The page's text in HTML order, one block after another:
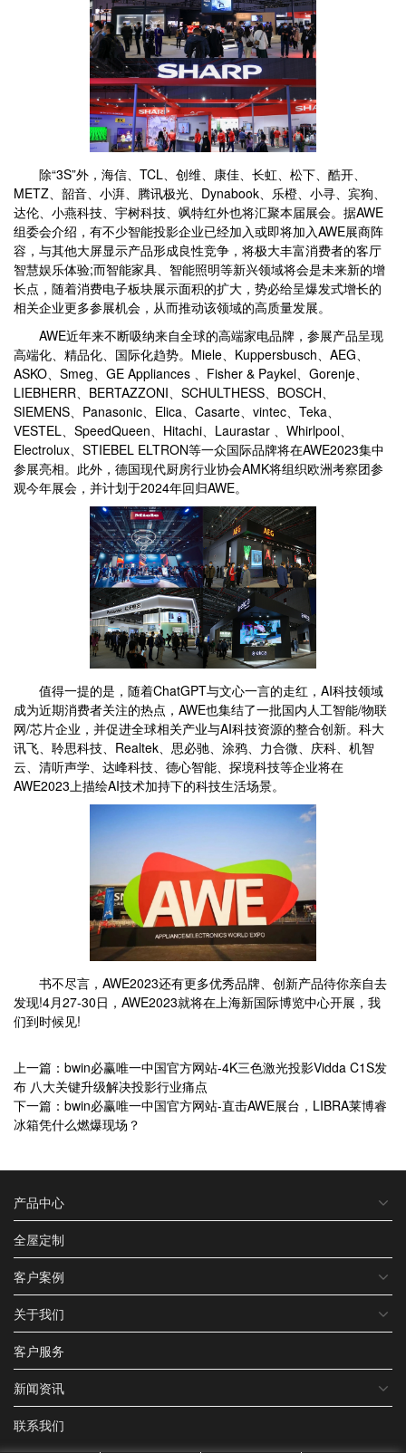
除“3S”外，海信、TCL、创维、康佳、长虹、松下、酷开、
METZ、韶音、小湃、腾讯极光、Dynabook、乐橙、小寻、宾狗、
达伦、小燕科技、宇树科技、飒特红外也将汇聚本届展会。据AWE
组委会介绍，有不少智能投影企业已经加入或即将加入AWE展商阵
容，与其他大屏显示产品形成良性竞争，将极大丰富消费者的客厅
智慧娱乐体验;而智能家具、智能照明等新兴领域将会是未来新的增
长点，随着消费电子板块展示面积的扩大，势必给呈爆发式增长的
相关企业更多参展机会，从而推动该领域的高质量发展。
AWE近年来不断吸纳来自全球的高端家电品牌，参展产品呈现
高端化、精品化、国际化趋势。Miele、Kuppersbusch、AEG、
ASKO、Smeg、GE Appliances 、Fisher & Paykel、Gorenje、
LIEBHERR、BERTAZZONI、SCHULTHESS、BOSCH、
SIEMENS、Panasonic、Elica、Casarte、vintec、Teka、
VESTEL、SpeedQueen、Hitachi、Laurastar 、Whirlpool、
Electrolux、STIEBEL ELTRON等一众国际品牌将在AWE2023集中
参展亮相。此外，德国现代厨房行业协会AMK将组织欧洲考察团参
观今年展会，并计划于2024年回归AWE。
值得一提的是，随着ChatGPT与文心一言的走红，AI科技领域
成为近期消费者关注的热点，AWE也集结了一批国内人工智能/物联
网/芯片企业，并促进全球相关产业与AI科技资源的整合创新。科大
讯飞、聆思科技、Realtek、思必驰、涂鸦、力合微、庆科、机智
云、清听声学、达峰科技、德心智能、探境科技等企业将在
AWE2023上描绘AI技术加持下的科技生活场景。
书不尽言，AWE2023还有更多优秀品牌、创新产品待你亲自去
发现!4月27-30日，AWE2023就将在上海新国际博览中心开展，我
们到时候见!
上一篇：bwin必赢唯一中国官方网站-4K三色激光投影Vidda C1S发
布 八大关键升级解决投影行业痛点
下一篇：bwin必赢唯一中国官方网站-直击AWE展台，LIBRA莱博睿
冰箱凭什么燃爆现场？
产品中心
全屋定制
客户案例
关于我们
客户服务
新闻资讯
联系我们